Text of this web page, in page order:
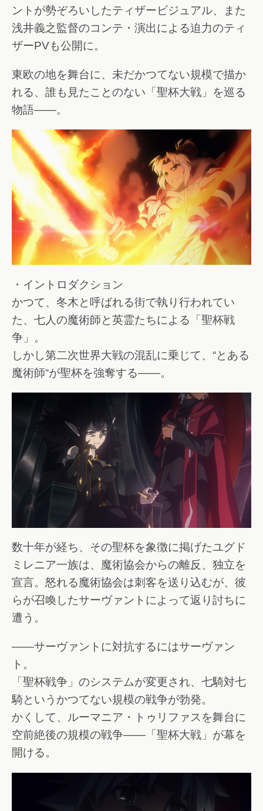
ントが勢ぞろいしたティザービジュアル、また
浅井義之監督のコンテ・演出による迫力のティ
ザーPVも公開に。
東欧の地を舞台に、未だかつてない規模で描か
れる、誰も見たことのない「聖杯大戦」を巡る
物語――。
・イントロダクション
かつて、冬木と呼ばれる街で執り行われてい
た、七人の魔術師と英霊たちによる「聖杯戦
争」。
しかし第二次世界大戦の混乱に乗じて、“とある
魔術師“が聖杯を強奪する――。
数十年が経ち、その聖杯を象徴に掲げたユグド
ミレニア一族は、魔術協会からの離反、独立を
宣言。怒れる魔術協会は刺客を送り込むが、彼
らが召喚したサーヴァントによって返り討ちに
遭う。
――サーヴァントに対抗するにはサーヴァン
ト。
「聖杯戦争」のシステムが変更され、七騎対七
騎というかつてない規模の戦争が勃発。
かくして、ルーマニア・トゥリファスを舞台に
空前絶後の規模の戦争――「聖杯大戦」が幕を
開ける。